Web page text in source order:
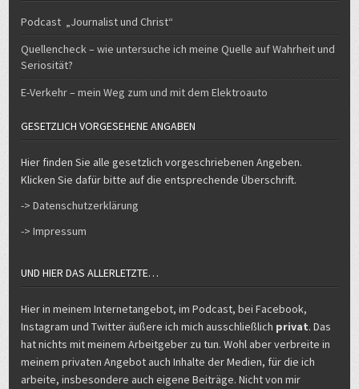
Podcast „Journalist und Christ“
Quellencheck – wie untersuche ich meine Quelle auf Wahrheit und
Seriosität?
E-Verkehr – mein Weg zum und mit dem Elektroauto
GESETZLICH VORGESEHENE ANGABEN
Hier finden Sie alle gesetzlich vorgeschriebenen Angeben.
Klicken Sie dafür bitte auf die entsprechende Überschrift.
-> Datenschutzerklärung
-> Impressum
UND HIER DAS ALLERLETZTE…
Hier in meinem Internetangebot, im Podcast, bei Facebook,
Instagram und Twitter äußere ich mich ausschließlich privat. Das
hat nichts mit meinem Arbeitgeber zu tun. Wohl aber verbreite in
meinem privaten Angebot auch Inhalte der Medien, für die ich
arbeite, insbesondere auch eigene Beiträge. Nicht von mir